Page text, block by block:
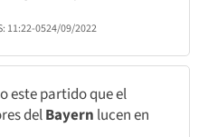
11:22-0524/09/2022
este partido que el
delBayern lucen en